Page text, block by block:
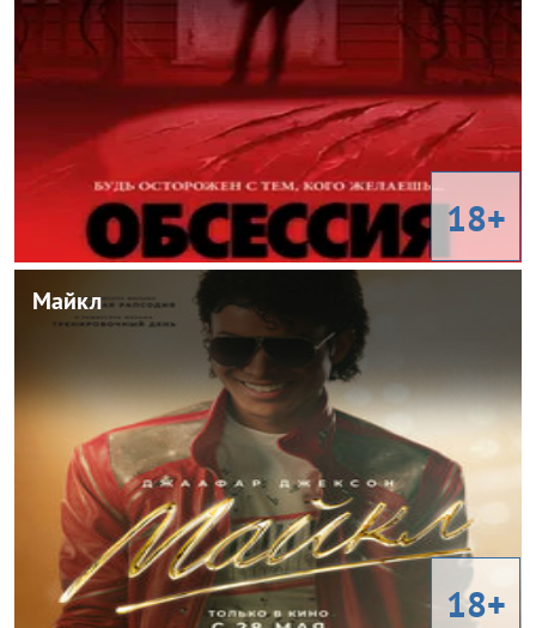
18+
Режиссер:
Карри Баркер
Жанр:
Ужасы
В ролях:
Майкл Джонстон, Инде Наварретт, Купер Томлинсон, Меган
Лоулесс, Энди Рихтер
Майкл
18+
США, Великобритания
Антуан Фукуа
Жанр:
Биография, драма, музыка
Джаафар Джексон, Джулиано Вальди, Колман Доминго,
Джейден Харвилл, Джейлен Линдон Хантер